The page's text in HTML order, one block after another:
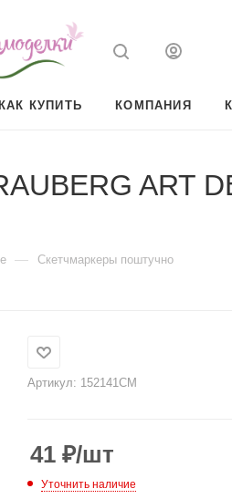
КАК КУПИТЬ КОМПАНИЯ
ART
— Скетчмаркеры поштучно
Артикул: 152141CM
41 ₽/шт
Уточнить наличие